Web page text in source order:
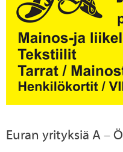
Euran yrityksiä A – Ö